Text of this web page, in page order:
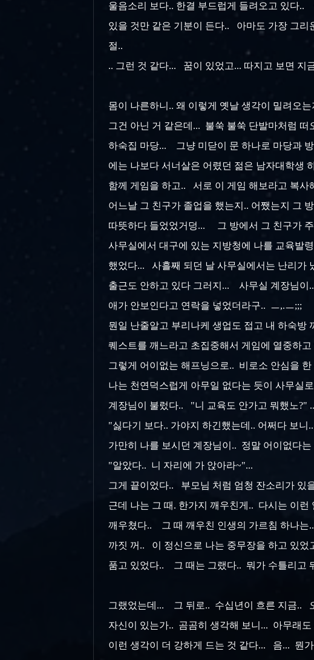
울음소리 보다.. 한결 부드럽게 들려오고 있다..
있을 것만 같은 기분이 든다.. 아마도 가장 그
절..
.. 그런 것 같다... 꿈이 있었고... 따지고 보면 지
몸이 나른하니.. 왜 이렇게 옛날 생각이 밀려오
그건 아닌 거 같은데... 불쑥 불쑥 단발마처럼
하숙집 마당... 그냥 미닫이 문 하나로 마당과
에는 나보다 서너살은 어렸던 젊은 남자대학생
함께 게임을 하고.. 서로 이 게임 해보라고 복
어느날 그 친구가 졸업을 했는지.. 어쨌는지 그
따뜻하다 들었었거덩... 그 방에서 그 친구가
사무실에서 대구에 있는 지방청에 나를 교육발
했었다... 사흘째 되던 날 사무실에서는 난리가
출근도 안하고 있다 그러지... 사무실 계장님이
애가 안보인다고 연락을 넣었더라구.. ㅡ,.ㅡ;;;
뭔일 난줄알고 부리나케 생업도 접고 내 하숙
퀘스트를 깨느라고 초집중해서 게임에 열중하
그렇게 어이없는 해프닝으로.. 비로소 안심을
나는 천연덕스럽게 아무일 없다는 듯이 사무실
계장님이 불렀다.. "니 교육도 안가고 뭐했노?"
"싫다기 보다.. 가야지 하긴했는데.. 어쩌다 보니
가만히 나를 보시던 계장님이.. 정말 어이없다
"알았다.. 니 자리에 가 앉아라~"...
그게 끝이었다.. 부모님 처럼 엄청 잔소리가 있
근데 나는 그 때. 한가지 깨우친게.. 다시는 이
깨우쳤다.. 그 때 깨우친 인생의 가르침 하나
까짓 꺼.. 이 정신으로 나는 중무장을 하고 있
품고 있었다.. 그 때는 그랬다.. 뭐가 수틀리고
그랬었는데... 그 뒤로.. 수십년이 흐른 지금..
자신이 있는가.. 곰곰히 생각해 보니... 아무래
이런 생각이 더 강하게 드는 것 같다... 음... 뭔